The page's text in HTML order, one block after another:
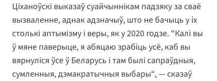
Ціханоўскі выказаў суайчыннікам падзяку за сваё
вызваленне, аднак адзначыў, што не бачыць у іх
столькі аптымізму і веры, як у 2020 годзе. “Калі вы
ў мяне паверыце, я абяцаю зрабіць усё, каб вы
вярнуліся ўсе ў Беларусь і там былі сапраўдныя,
сумленныя, дэмакратычныя выбары“, — сказаў